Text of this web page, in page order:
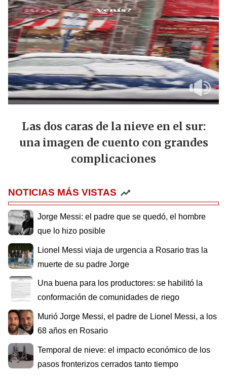
Las dos caras de la nieve en el sur:
una imagen de cuento con grandes
complicaciones
NOTICIAS MÁS VISTAS
Jorge Messi: el padre que se quedó, el hombre
que lo hizo posible
Lionel Messi viaja de urgencia a Rosario tras la
muerte de su padre Jorge
Una buena para los productores: se habilitó la
conformación de comunidades de riego
Murió Jorge Messi, el padre de Lionel Messi, a los
68 años en Rosario
Temporal de nieve: el impacto económico de los
pasos fronterizos cerrados tanto tiempo